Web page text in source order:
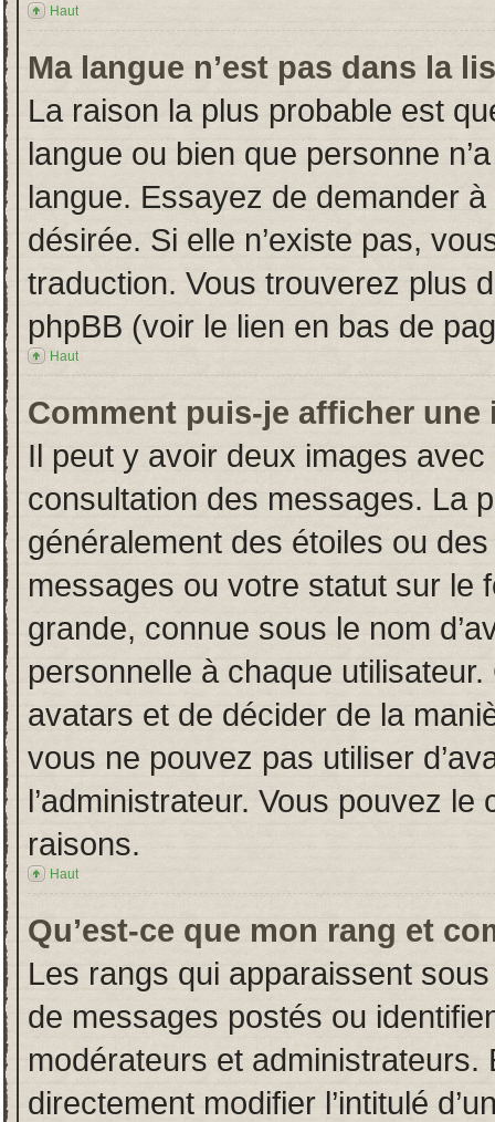
Haut
Ma langue n’est pas dans la
La raison la plus probable est
langue ou bien que personne
langue. Essayez de demander à
désirée. Si elle n’existe pas,
traduction. Vous trouverez plus
phpBB (voir le lien en bas de
Haut
Comment puis-je afficher une
Il peut y avoir deux images
consultation des messages. La
généralement des étoiles ou
messages ou votre statut sur le
grande, connue sous le nom
personnelle à chaque utilisateur.
avatars et de décider de la
vous ne pouvez pas utiliser
l’administrateur. Vous pouvez
raisons.
Haut
Qu’est-ce que mon rang et
Les rangs qui apparaissent
de messages postés ou
modérateurs et
directement modifier l’intitulé